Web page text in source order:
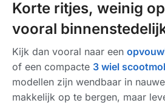
Korte ritjes, weinig
vooral
Kijk dan vooral naar een
of een compacte 3 wiel
modellen zijn wendbaar in
makkelijk op te bergen, maar